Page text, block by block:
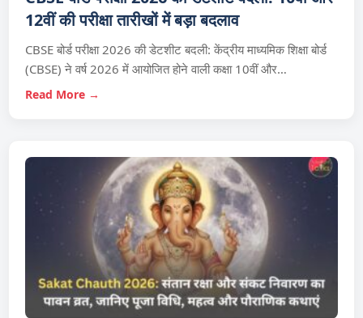
12वीं की परीक्षा तारीखों में बड़ा बदलाव
CBSE बोर्ड परीक्षा 2026 की डेटशीट बदली: केंद्रीय माध्यमिक शिक्षा बोर्ड
(CBSE) ने वर्ष 2026 में आयोजित होने वाली कक्षा 10वीं और…
Read More →